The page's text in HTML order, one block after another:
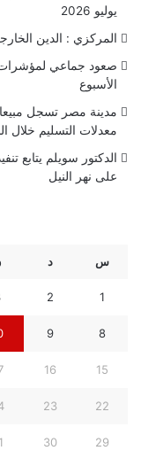
يوليو 2026
المركزي : الدين الخارجي لمصر
صعود جماعي
الأسبوع
معدلات التسليم خلال
الدكتور سويلم يتابع
على نهر النيل
س د
1
2
8
9
15
16
22
23
29
30